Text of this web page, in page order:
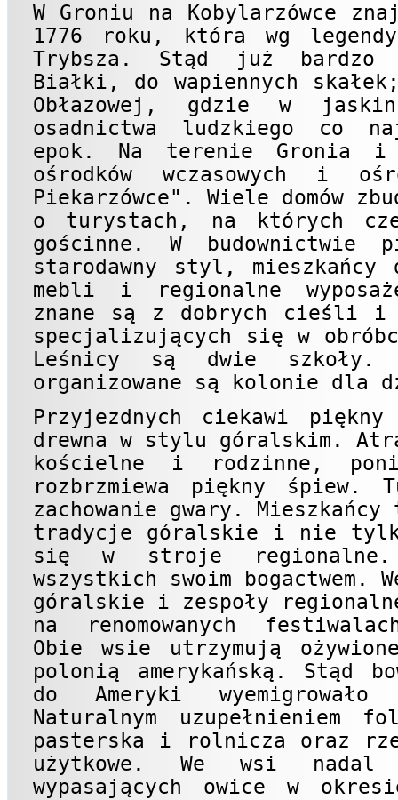
W Groniu na Kobylarzówce
1776 roku, która wg
Trybsza. Stąd już bardzo
Białki, do wapiennych
Obłazowej, gdzie w
osadnictwa ludzkiego co
epok. Na terenie Gronia
ośrodków wczasowych i
Piekarzówce". Wiele domów
o turystach, na których
gościnne. W budownictwie
starodawny styl, mieszkańcy
mebli i regionalne
znane są z dobrych cieśli i
specjalizujących się w
Leśnicy są dwie szkoły.
organizowane są kolonie dla
Przyjezdnych ciekawi piękny
drewna w stylu góralskim.
kościelne i rodzinne,
rozbrzmiewa piękny śpiew.
zachowanie gwary.
tradycje góralskie i nie
się w stroje regionalne.
wszystkich swoim bogactwem.
góralskie i zespoły
na renomowanych
Obie wsie utrzymują
polonią amerykańską. Stąd
do Ameryki wyemigrowało
Naturalnym
pasterska i rolnicza oraz
użytkowe. We wsi
wypasających owice w